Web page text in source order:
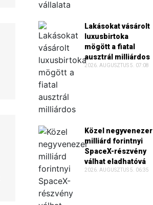
Lakásokat vásárolt
luxusbirtoka
mögött a fiatal
ausztrál milliárdos
2026. AUGUSZTUS 5. 07:08
Közel negyvenezer
milliárd forintnyi
SpaceX-részvény
válhat eladhatóvá
2026. AUGUSZTUS 5. 06:35